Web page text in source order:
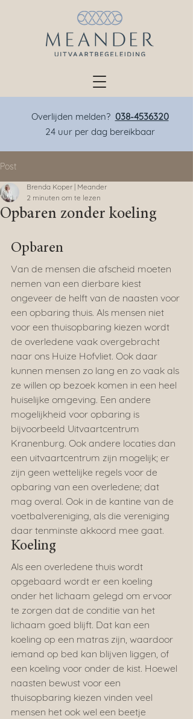
Overlijden melden? 038-4536320
24 uur per dag bereikbaar
Post
Opbaren zonder koeling
Brenda Koper | Meander
2 minuten om te lezen
Opbaren
Van de mensen die afscheid moeten
nemen van een dierbare kiest
ongeveer de helft van de naasten voor
een opbaring thuis. Als mensen niet
voor een thuisopbaring kiezen wordt
de overledene vaak overgebracht
naar ons Huize Hofvliet. Ook daar
kunnen mensen zo lang en zo vaak als
ze willen op bezoek komen in een heel
huiselijke omgeving. Een andere
mogelijkheid voor opbaring is
bijvoorbeeld Uitvaartcentrum
Kranenburg. Ook andere locaties dan
een uitvaartcentrum zijn mogelijk; er
zijn geen wettelijke regels voor de
opbaring van een overledene; dat
mag overal. Ook in de kantine van de
voetbalvereniging, als die vereniging
daar tenminste akkoord mee gaat.
Koeling
Als een overledene thuis wordt
opgebaard wordt er een koeling
onder het lichaam gelegd om ervoor
te zorgen dat de conditie van het
lichaam goed blijft. Dat kan een
koeling op een matras zijn, waardoor
iemand op bed kan blijven liggen, of
een koeling voor onder de kist. Hoewel
naasten bewust voor een
thuisopbaring kiezen vinden veel
mensen het ook wel een beetje